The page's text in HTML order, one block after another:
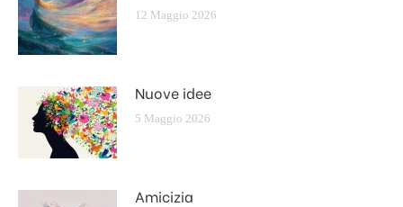
12 Maggio 2026
Nuove idee
5 Maggio 2026
Amicizia